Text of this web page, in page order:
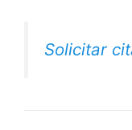
Solicitar